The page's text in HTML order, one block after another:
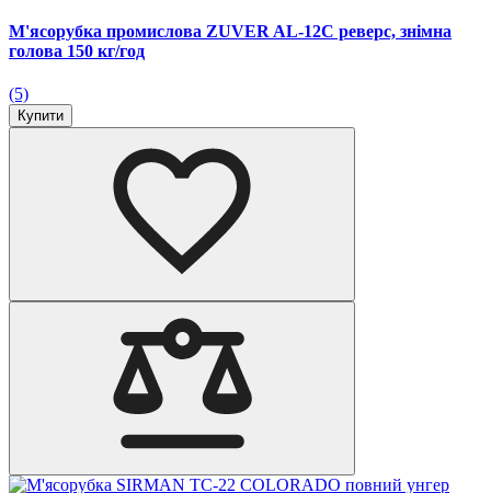
М'ясорубка промислова ZUVER AL-12C реверс, знімна
голова 150 кг/год
(5)
Купити